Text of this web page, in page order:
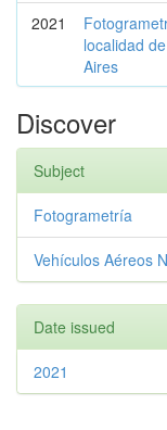
2021
localidad
Aires
Discover
Subject
Fotogrametría
Vehículos Aéreos
Date issued
2021